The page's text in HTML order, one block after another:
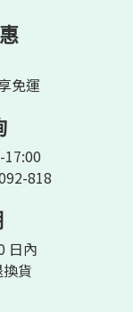
免運
17:00
818
日內
貨